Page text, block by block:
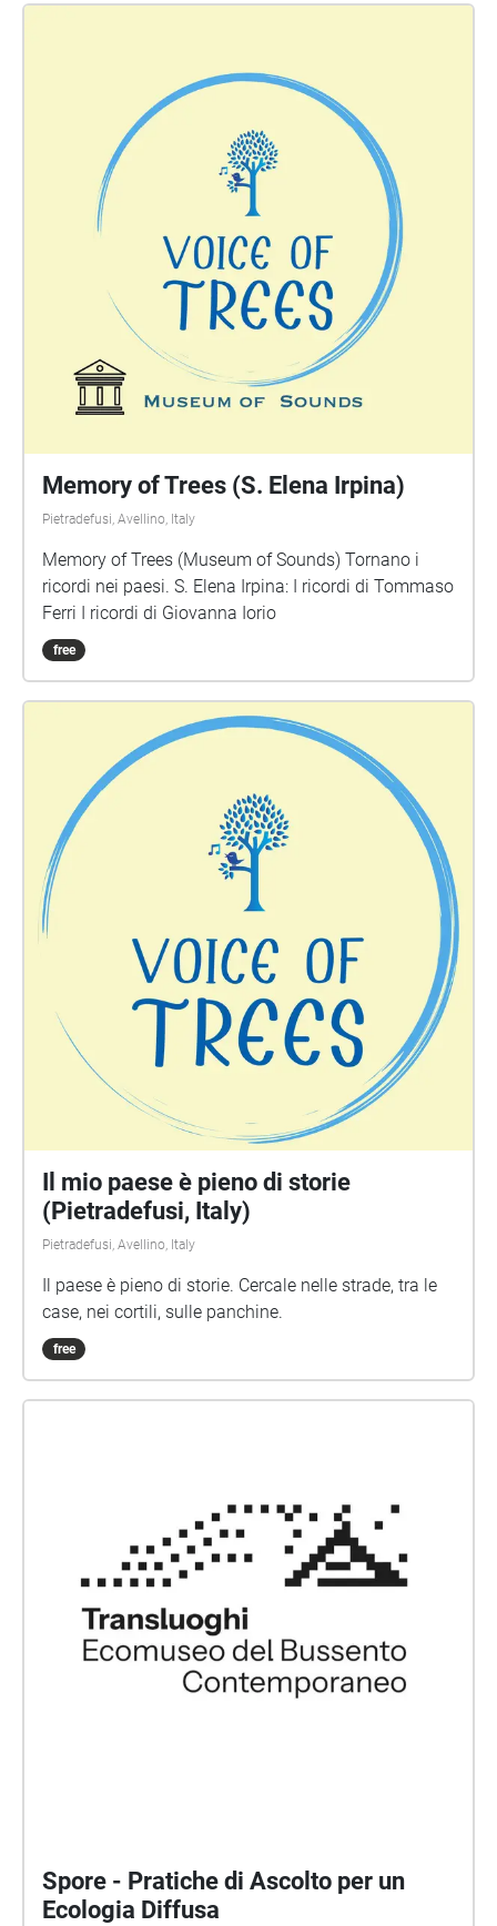
Torre Quadrata Monte d’Oro - Scauri Poesie d'amore
per un albero di Giovanna Iorio Voce: Barbara
Marchand Musiche di Lucio Lazzaruolo Amando
Amando Rossella Tempesta, poeta – voce recitante
Caterina Bono- Maestro di Violino Vincenzo Zenobio
– Maestro di Clarinetto e Fisarmonica Poeti italiani
del Novecento dalla Poetry Sound Library Poeti
contemporanei italiani
https://thevoiceoftrees.weebly.com/
Memory of Trees (S. Elena Irpina)
Pietradefusi, Avellino, Italy
Memory of Trees (Museum of Sounds) Tornano i
ricordi nei paesi. S. Elena Irpina: I ricordi di Tommaso
Ferri I ricordi di Giovanna Iorio
free
Il mio paese è pieno di storie
(Pietradefusi, Italy)
Pietradefusi, Avellino, Italy
Il paese è pieno di storie. Cercale nelle strade, tra le
case, nei cortili, sulle panchine.
free
Spore - Pratiche di Ascolto per un
Ecologia Diffusa